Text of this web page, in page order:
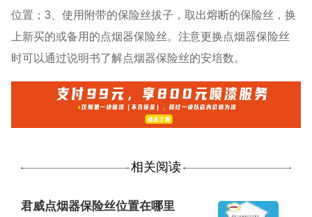
位置；3、使用附带的保险丝拔子，取出熔断的保险丝，换
上新买的或备用的点烟器保险丝。注意更换点烟器保险丝
时可以通过说明书了解点烟器保险丝的安培数。
相关阅读
君威点烟器保险丝位置在哪里